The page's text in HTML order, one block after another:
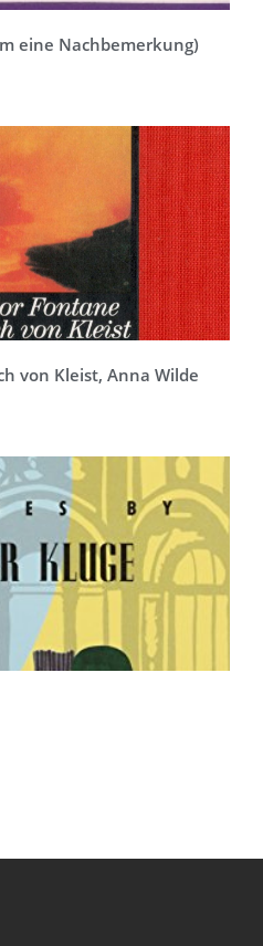
eine Nachbemerkung)
von Kleist, Anna Wilde